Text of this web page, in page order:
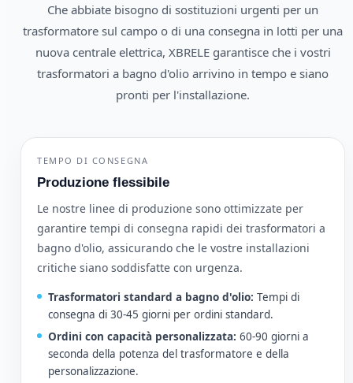
Che abbiate bisogno di sostituzioni urgenti per un
trasformatore sul campo o di una consegna in lotti per una
nuova centrale elettrica, XBRELE garantisce che i vostri
trasformatori a bagno d'olio arrivino in tempo e siano
pronti per l'installazione.
TEMPO DI CONSEGNA
Produzione flessibile
Le nostre linee di produzione sono ottimizzate per
garantire tempi di consegna rapidi dei trasformatori a
bagno d'olio, assicurando che le vostre installazioni
critiche siano soddisfatte con urgenza.
Trasformatori standard a bagno d'olio: Tempi di
consegna di 30-45 giorni per ordini standard.
Ordini con capacità personalizzata: 60-90 giorni a
seconda della potenza del trasformatore e della
personalizzazione.